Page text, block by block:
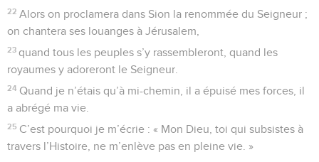
22 Alors on proclamera dans Sion la renommée du Seigneur ;
on chantera ses louanges à Jérusalem,
23 quand tous les peuples s’y rassembleront, quand les
royaumes y adoreront le Seigneur.
24 Quand je n’étais qu’à mi-chemin, il a épuisé mes forces, il
a abrégé ma vie.
25 C’est pourquoi je m’écrie : « Mon Dieu, toi qui subsistes à
travers l’Histoire, ne m’enlève pas en pleine vie. »